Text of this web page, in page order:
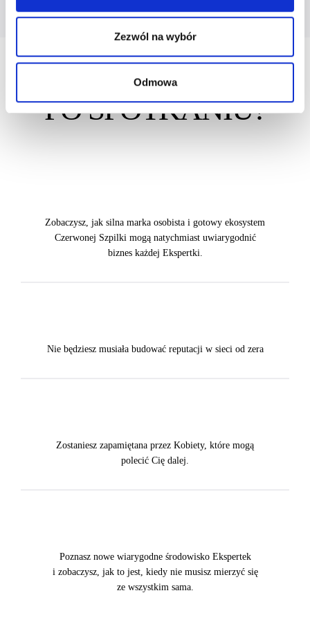
Zezwól na wybór
Odmowa
CO SIĘ ZMIENI
PO SPOTKANIU?
Zobaczysz, jak silna marka osobista i gotowy ekosystem
Czerwonej Szpilki mogą natychmiast uwiarygodnić
biznes każdej Ekspertki.
Nie będziesz musiała budować reputacji w sieci od zera
Zostaniesz zapamiętana przez Kobiety, które mogą
polecić Cię dalej.
Poznasz nowe wiarygodne środowisko Ekspertek
i zobaczysz, jak to jest, kiedy nie musisz mierzyć się
ze wszystkim sama.